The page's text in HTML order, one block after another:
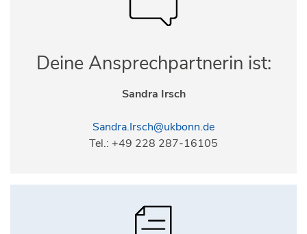
Deine Ansprechpartnerin ist:
Sandra Irsch
Sandra.Irsch@ukbonn.de
Tel.: +49 228 287-16105